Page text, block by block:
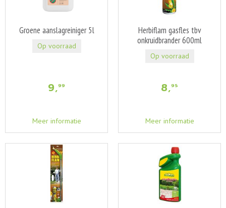
Groene aanslagreiniger 5l
9,99
Meer informatie
Op voorraad
Herbiflam gasfles tbv
onkruidbrander 600ml
8,95
Meer informatie
Op voorraad